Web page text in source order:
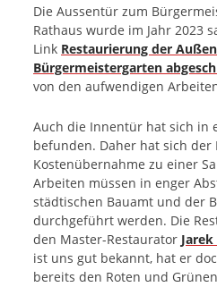
Die Aussentür zum
Rathaus wurde im Jahr 2023
Link Restaurierung der
Bürgermeistergarten
von den aufwendigen
Auch die Innentür hat sich in
befunden. Daher hat sich
Kostenübernahme zu einer
Arbeiten müssen in enger
städtischen Bauamt und der
durchgeführt werden. Die
den Master-Restaurator
ist uns gut bekannt, hat er
bereits den Roten und